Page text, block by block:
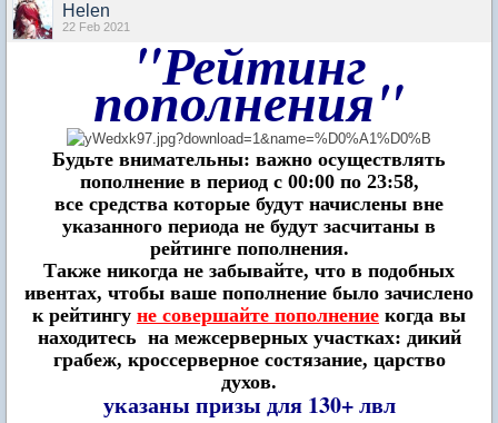
Нelen
22 Feb 2021 "Рейтинг
пополнения"
Будьте внимательны: важно осуществлять
пополнение в период с 00:00 по 23:58,
все средства которые будут начислены вне
указанного периода не будут засчитаны в
рейтинге пополнения.
Также никогда не забывайте, что в подобных
ивентах, чтобы ваше пополнение было зачислено
к рейтингу не совершайте пополнение когда вы
находитесь на межсерверных участках: дикий
грабеж, кроссерверное состязание, царство
духов.
указаны призы для 130+ лвл